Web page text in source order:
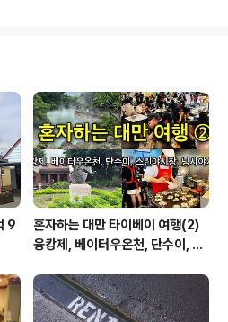
탁을 드리고 싶다.
한 드라마 시청률
1천 만명이 한 순간
자, 작가, 아나운서의
실시간으로 전파된
9
혼자하는 대만 타이베이 여행(2)
융캉제, 베이터우온천, 단수이, 스